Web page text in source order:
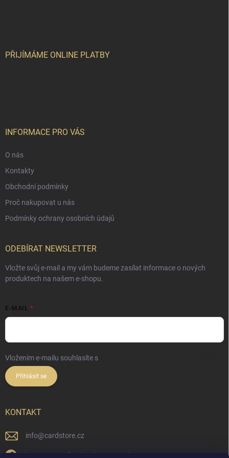
PŘIJÍMÁME ONLINE PLATBY
INFORMACE PRO VÁS
O nás
Kontakty
Obchodní podmínky
Proč nakupovat u nás
Podmínky ochrany osobních údajů
ODEBÍRAT NEWSLETTER
Vložte svůj e-mail a my vám budeme zasílat informace o nových
produktech na našem e-shopu.
E-MAIL
Vložením e-mailu souhlasíte s
Přihlásit se
KONTAKT
info@cardstore.cz
https://www.facebook.com/cardstorecz